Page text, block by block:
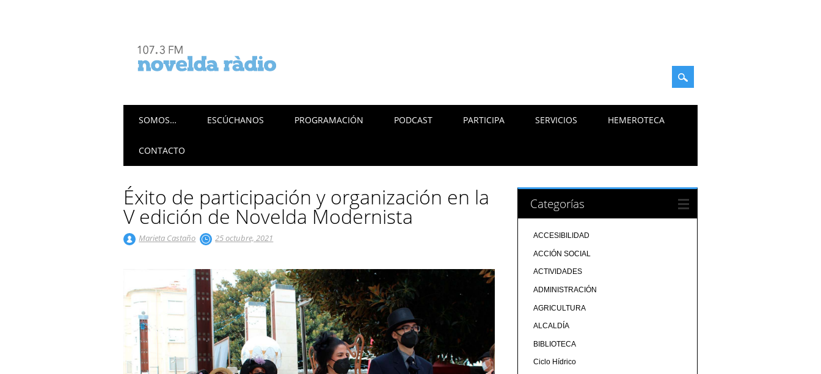
Menú principal
SOMOS… ESCÚCHANOS PROGRAMACIÓN PODCAST PARTICIPA SERVICIOS HEMEROTECA
CONTACTO
Éxito de participación y organización en la
V edición de Novelda Modernista
Marieta Castaño 25 octubre, 2021
Categorías
ACCESIBILIDAD
ACCIÓN SOCIAL
ACTIVIDADES
ADMINISTRACIÓN
AGRICULTURA
ALCALDÍA
BIBLIOTECA
Ciclo Hídrico